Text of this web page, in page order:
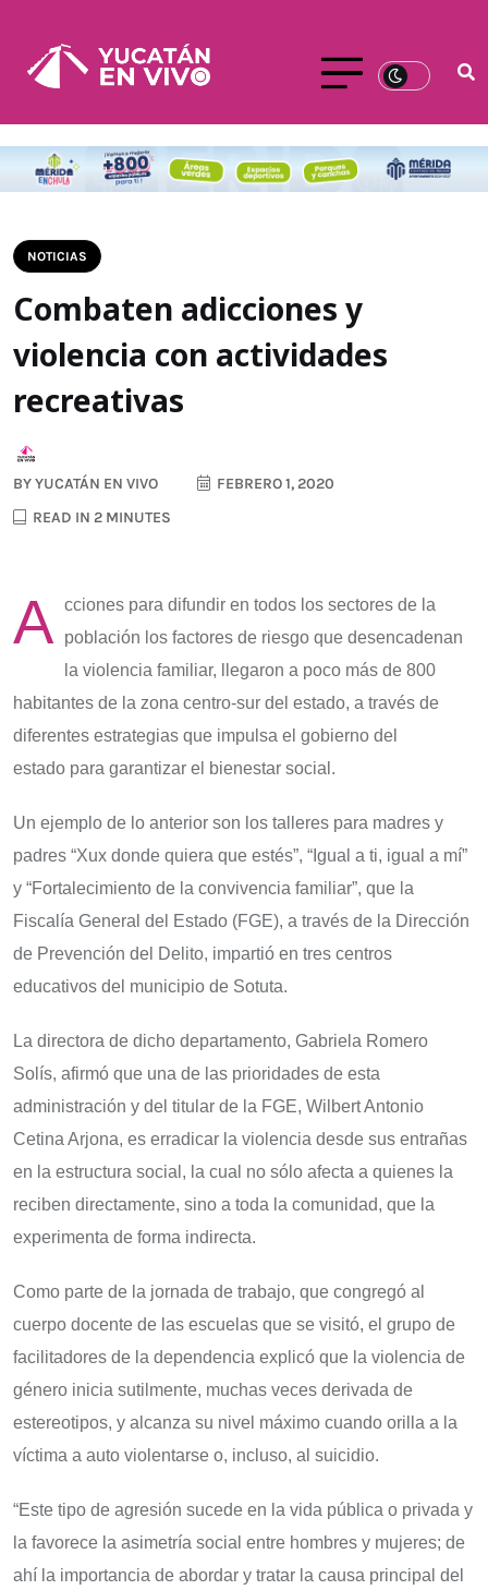
NOTICIAS
Combaten adicciones y
violencia con actividades
recreativas
BYYUCATÁN EN VIVO
FEBRERO 1, 2020
READ IN 2 MINUTES
A cciones para difundir en todos los sectores de la
población los factores de riesgo que desencadenan
la violencia familiar, llegaron a poco más de 800
habitantes de la zona centro-sur del estado, a través de
diferentes estrategias que impulsa el gobierno del
estado para garantizar el bienestar social.
Un ejemplo de lo anterior son los talleres para madres y
padres “Xux donde quiera que estés”, “Igual a ti, igual a mí”
y “Fortalecimiento de la convivencia familiar”, que la
Fiscalía General del Estado (FGE), a través de la Dirección
de Prevención del Delito, impartió en tres centros
educativos del municipio de Sotuta.
La directora de dicho departamento, Gabriela Romero
Solís, afirmó que una de las prioridades de esta
administración y del titular de la FGE, Wilbert Antonio
Cetina Arjona, es erradicar la violencia desde sus entrañas
en la estructura social, la cual no sólo afecta a quienes la
reciben directamente, sino a toda la comunidad, que la
experimenta de forma indirecta.
Como parte de la jornada de trabajo, que congregó al
cuerpo docente de las escuelas que se visitó, el grupo de
facilitadores de la dependencia explicó que la violencia de
género inicia sutilmente, muchas veces derivada de
estereotipos, y alcanza su nivel máximo cuando orilla a la
víctima a auto violentarse o, incluso, al suicidio.
“Este tipo de agresión sucede en la vida pública o privada y
la favorece la asimetría social entre hombres y mujeres; de
ahí la importancia de abordar y tratar la causa principal del